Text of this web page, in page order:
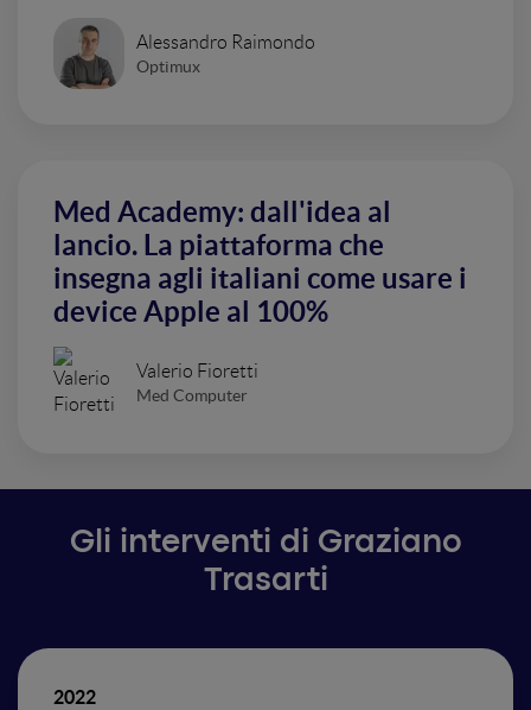
Alessandro Raimondo
Optimux
Med Academy: dall'idea al
lancio. La piattaforma che
insegna agli italiani come usare i
device Apple al 100%
Valerio Fioretti
Med Computer
Gli interventi di Graziano
Trasarti
2022